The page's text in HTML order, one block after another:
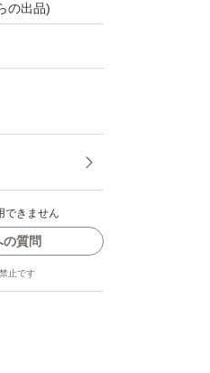
ご理解の上、
札をお願いし
し、落札者都
ます。
のメッセージ
合がございま
の出品)
できません
の質問
止です